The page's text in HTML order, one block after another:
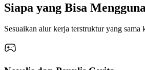
Siapa yang Bisa
Sesuaikan alur kerja terstruktur yang